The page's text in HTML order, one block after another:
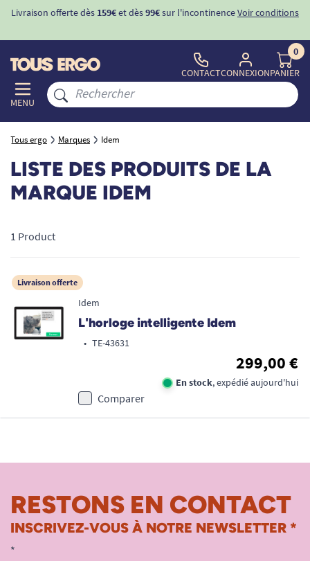
Livraison offerte dès 159€et dès99€sur l'incontinenceVoir conditions
MENU
CONTACTCONNEXION
0
PANIER
Tous ergo Marques Idem
LISTE DES PRODUITS DE LA
MARQUE IDEM
1 Product
Livraison offerte
Idem
L'horloge intelligente Idem
• TE-43631
299,00 €
En stock, expédié aujourd'hui
Comparer
RESTONS EN CONTACT
INSCRIVEZ-VOUS À NOTRE NEWSLETTER *
*